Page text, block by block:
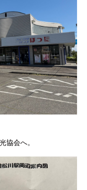
協会へ。